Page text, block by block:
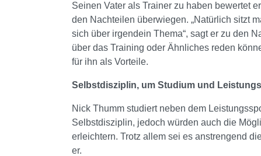
Seinen Vater als Trainer zu haben bewertet
den Nachteilen überwiegen. „Natürlich sitzt
sich über irgendein Thema“, sagt er zu den
über das Training oder Ähnliches reden
für ihn als Vorteile.
Selbstdisziplin, um Studium und
Nick Thumm studiert neben dem
Selbstdisziplin, jedoch würden auch die
erleichtern. Trotz allem sei es anstrengend
er.